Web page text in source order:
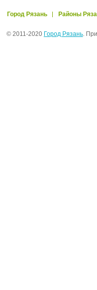
Город Рязань Районы
© 2011-2020 Город Рязань.